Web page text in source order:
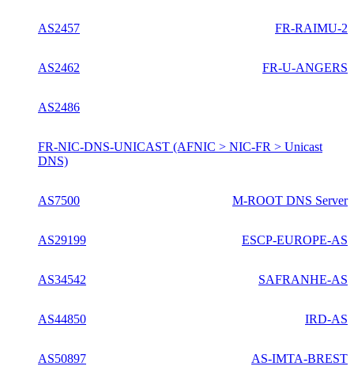
AS2457 FR-RAIMU-2
AS2462 FR-U-ANGERS
AS2486
FR-NIC-DNS-UNICAST (AFNIC > NIC-FR > Unicast
DNS)
AS7500 M-ROOT DNS Server
AS29199 ESCP-EUROPE-AS
AS34542 SAFRANHE-AS
AS44850 IRD-AS
AS50897 AS-IMTA-BREST